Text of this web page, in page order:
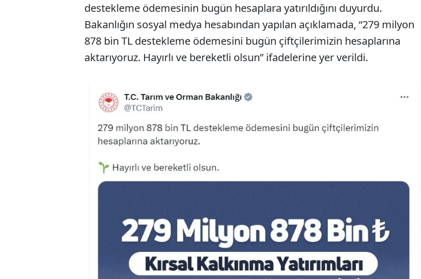
destekleme ödemesinin bugün hesaplara yatırıldığını duyurdu.
Bakanlığın sosyal medya hesabından yapılan açıklamada, “279 milyon
878 bin TL destekleme ödemesini bugün çiftçilerimizin hesaplarına
aktarıyoruz. Hayırlı ve bereketli olsun” ifadelerine yer verildi.